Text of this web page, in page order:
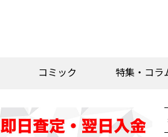
コミック 特集・コラ